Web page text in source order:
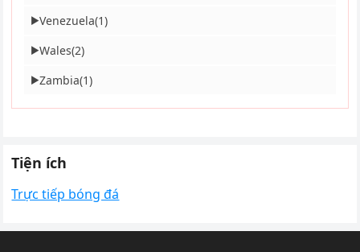
▶Venezuela(1)
▶Wales(2)
▶Zambia(1)
Tiện ích
Trực tiếp bóng đá